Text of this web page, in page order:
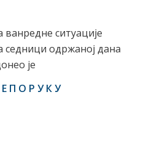
ситуације
одржаној дана
је
П О Р У К У